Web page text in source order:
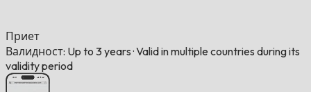
Приет
Валидност: Up to 3 years ·Valid in multiple countries during its
validity period